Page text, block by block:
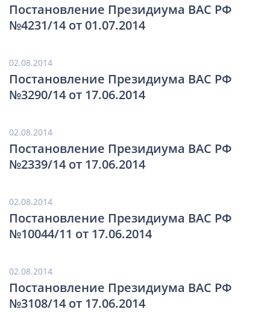
Постановление Президиума ВАС РФ
№4231/14 от 01.07.2014
02.08.2014
Постановление Президиума ВАС РФ
№3290/14 от 17.06.2014
02.08.2014
Постановление Президиума ВАС РФ
№2339/14 от 17.06.2014
02.08.2014
Постановление Президиума ВАС РФ
№10044/11 от 17.06.2014
02.08.2014
Постановление Президиума ВАС РФ
№3108/14 от 17.06.2014